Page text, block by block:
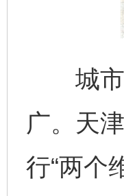
城市
广。天
行“两个